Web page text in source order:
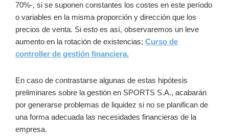
70%-, si se suponen constantes los costes en este período
o variables en la misma proporción y dirección que los
precios de venta. Si esto es así, observaremos un leve
aumento en la rotación de existencias; Curso de
controller de gestión financiera.
En caso de contrastarse algunas de estas hipótesis
preliminares sobre la gestión en SPORTS S.A., acabarán
por generarse problemas de liquidez si no se planifican de
una forma adecuada las necesidades financieras de la
empresa.